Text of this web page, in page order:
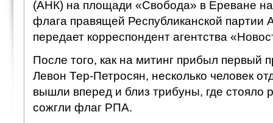
(АНК) на площади «Свобода» в Ереване
флага правящей Республиканской
передает корреспондент агентства
После того, как на митинг прибыл первый
Левон Тер-Петросян, несколько человек
вышли вперед и близ трибуны, где стояло
сожгли флаг РПА.